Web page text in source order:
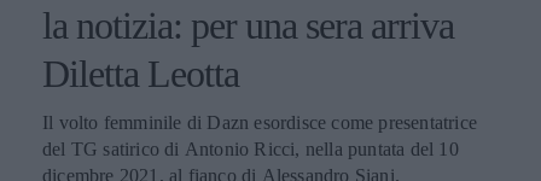
la notizia: per una sera arriva
Diletta Leotta
Il volto femminile di Dazn esordisce come presentatrice
del TG satirico di Antonio Ricci, nella puntata del 10
dicembre 2021, al fianco di Alessandro Siani.